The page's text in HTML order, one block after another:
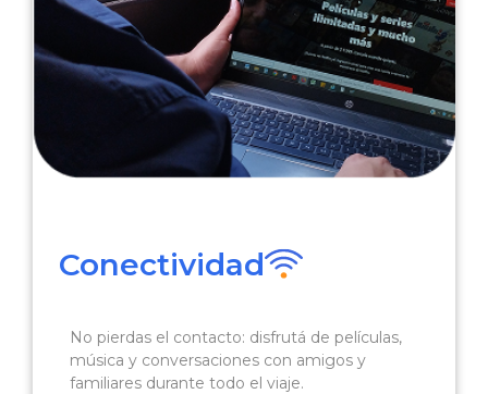
Conectividad
No pierdas el contacto: disfrutá de películas,
música y conversaciones con amigos y
familiares durante todo el viaje.